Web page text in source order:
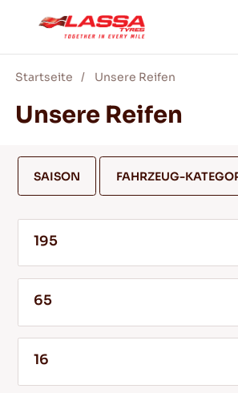
ALLE LASSA REIFEN
BLOG & VIDEOS
SERVICE & HILFE
Startseite Unsere Reifen
Unsere Reifen
SAISON FAHRZEUG-
195
65
16